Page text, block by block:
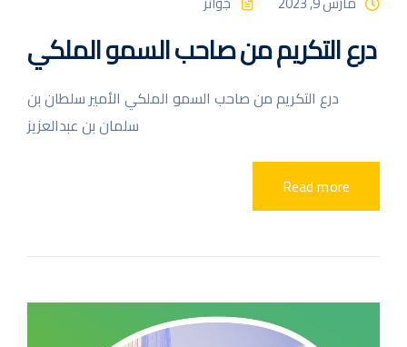
درع التكريم من صاحب السمو الملكي
درع التكريم من صاحب السمو الملكي الأمير سلطان بن
سلمان بن عبدالعزيز
Read more